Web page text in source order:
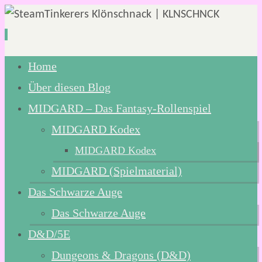
Zum
Inhalt
springen
Home
Über diesen Blog
MIDGARD – Das Fantasy-Rollenspiel
MIDGARD Kodex
MIDGARD Kodex
MIDGARD (Spielmaterial)
Das Schwarze Auge
Das Schwarze Auge
D&D/5E
Dungeons & Dragons (D&D)